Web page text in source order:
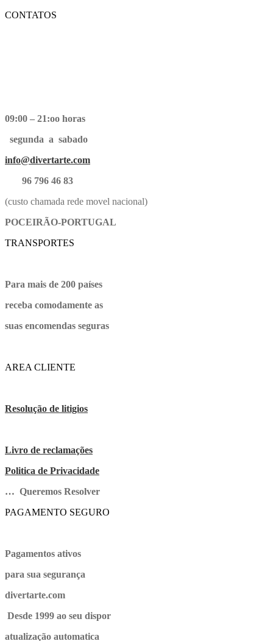
CONTATOS
09:00 – 21:oo horas
segunda a sabado
info@divertarte.com
96 796 46 83
(custo chamada rede movel nacional)
POCEIRÃO-PORTUGAL
TRANSPORTES
Para mais de 200 países
receba comodamente as
suas encomendas seguras
AREA CLIENTE
Resolução de litigios
Livro de reclamações
Politica de Privacidade
… Queremos Resolver
PAGAMENTO SEGURO
Pagamentos ativos
para sua segurança
divertarte.com
Desde 1999 ao seu dispor
atualização automatica